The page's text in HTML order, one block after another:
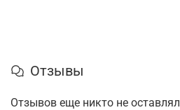
Отзывы
Отзывов еще никто не оставлял